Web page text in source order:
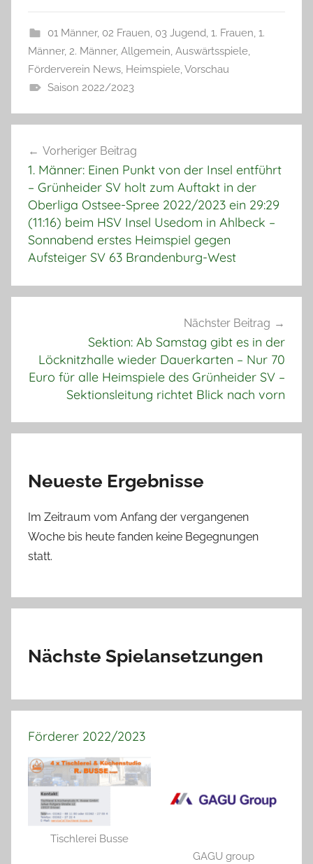
01 Männer, 02 Frauen, 03 Jugend, 1. Frauen, 1.
Männer, 2. Männer, Allgemein, Auswärtsspiele,
Förderverein News, Heimspiele,Vorschau
Saison 2022/2023
Vorheriger Beitrag
1. Männer: Einen Punkt von der Insel entführt
– Grünheider SV holt zum Auftakt in der
Oberliga Ostsee-Spree 2022/2023 ein 29:29
(11:16) beim HSV Insel Usedom in Ahlbeck –
Sonnabend erstes Heimspiel gegen
Aufsteiger SV 63 Brandenburg-West
Nächster Beitrag
Sektion: Ab Samstag gibt es in der
Löcknitzhalle wieder Dauerkarten – Nur 70
Euro für alle Heimspiele des Grünheider SV –
Sektionsleitung richtet Blick nach vorn
Neueste Ergebnisse
Im Zeitraum vom Anfang der vergangenen
Woche bis heute fanden keine Begegnungen
statt.
Nächste Spielansetzungen
Förderer 2022/2023
Tischlerei Busse
GAGU group